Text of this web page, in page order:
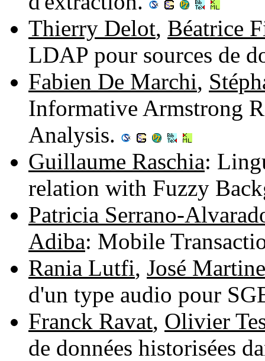
Thierry Delot, Béatrice
LDAP pour sources de
Fabien De Marchi,
Informative Armstrong
Analysis.
Guillaume Raschia:
relation with Fuzzy
Patricia Serrano-
Adiba: Mobile
Rania Lutfi, José
d'un type audio pour
Franck Ravat, Olivier
de données historisées